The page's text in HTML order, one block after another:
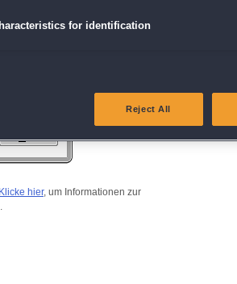
Klicke hier, um Informationen zur
for identification
and detect fraud, and fix errors
from other data sources
Reject All